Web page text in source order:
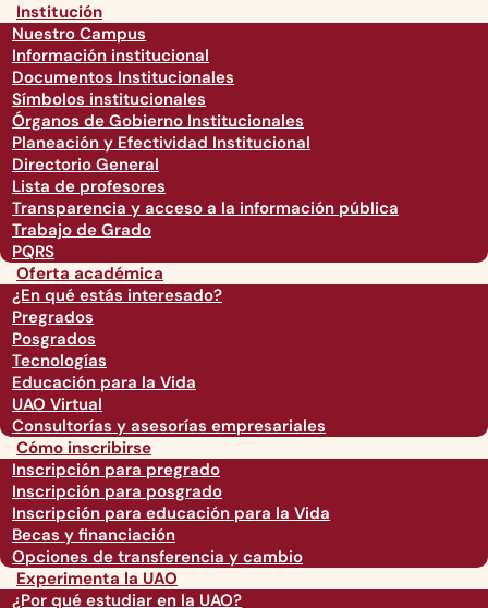
Institución
Nuestro Campus
Información institucional
Documentos Institucionales
Símbolos institucionales
Órganos de Gobierno Institucionales
Planeación y Efectividad Institucional
Directorio General
Lista de profesores
Transparencia y acceso a la información pública
Trabajo de Grado
PQRS
Oferta académica
¿En qué estás interesado?
Pregrados
Posgrados
Tecnologías
Educación para la Vida
UAO Virtual
Consultorías y asesorías empresariales
Cómo inscribirse
Inscripción para pregrado
Inscripción para posgrado
Inscripción para educación para la Vida
Becas y financiación
Opciones de transferencia y cambio
Experimenta la UAO
¿Por qué estudiar en la UAO?